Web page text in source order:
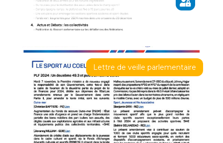
Lettre de veille parlementaire